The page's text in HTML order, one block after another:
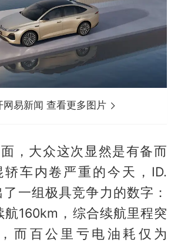
网易新闻 查看更多图片
，大众这次显然是有备而
车内卷严重的今天，ID.
了一组极具竞争力的数字：
航160km，综合续航里程突
而百公里亏电油耗仅为